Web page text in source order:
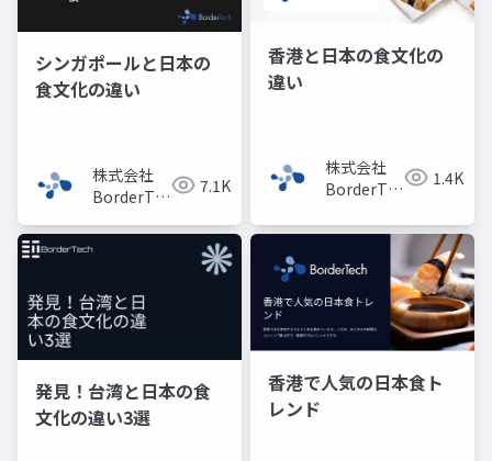
シンガポールと日本の
食文化の違い
株式会社
BorderTech（ボ
ク）
7.1K
香港と日本の食文化の
違い
株式会社
BorderTech（ボ
ク）
1.4K
発見！台湾と日本の食
文化の違い3選
香港で人気の日本食ト
レンド